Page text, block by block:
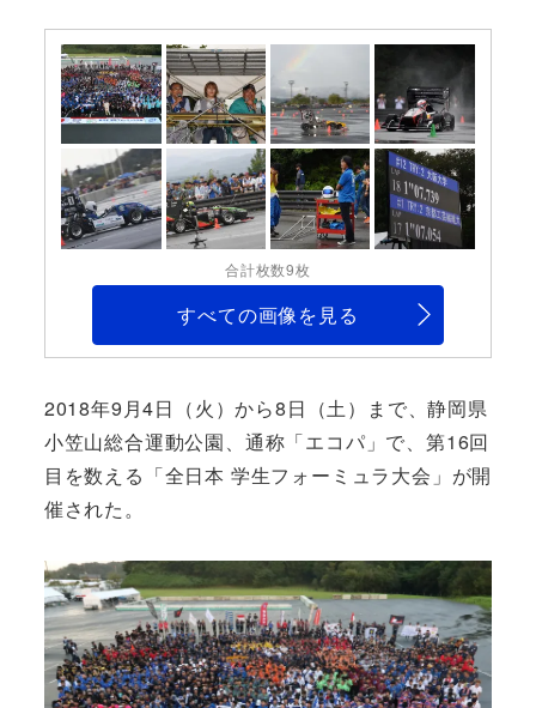
合計枚数9枚
すべての画像を見る
2018年9月4日（火）から8日（土）まで、静岡県
小笠山総合運動公園、通称「エコパ」で、第16回
目を数える「全日本 学生フォーミュラ大会」が開
催された。